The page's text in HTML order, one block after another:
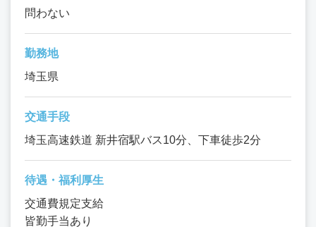
問わない
勤務地
埼玉県
交通手段
埼玉高速鉄道 新井宿駅バス10分、下車徒歩2分
待遇・福利厚生
交通費規定支給
皆勤手当あり